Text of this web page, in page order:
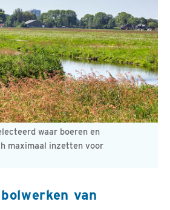
waar boeren en
maximaal inzetten voor
van